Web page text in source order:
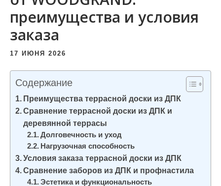
преимущества и условия
заказа
17 ИЮНЯ 2026
Содержание
Преимущества террасной доски из ДПК
Сравнение террасной доски из ДПК и
деревянной террасы
Долговечность и уход
Нагрузочная способность
Условия заказа террасной доски из ДПК
Сравнение заборов из ДПК и профнастила
Эстетика и функциональность